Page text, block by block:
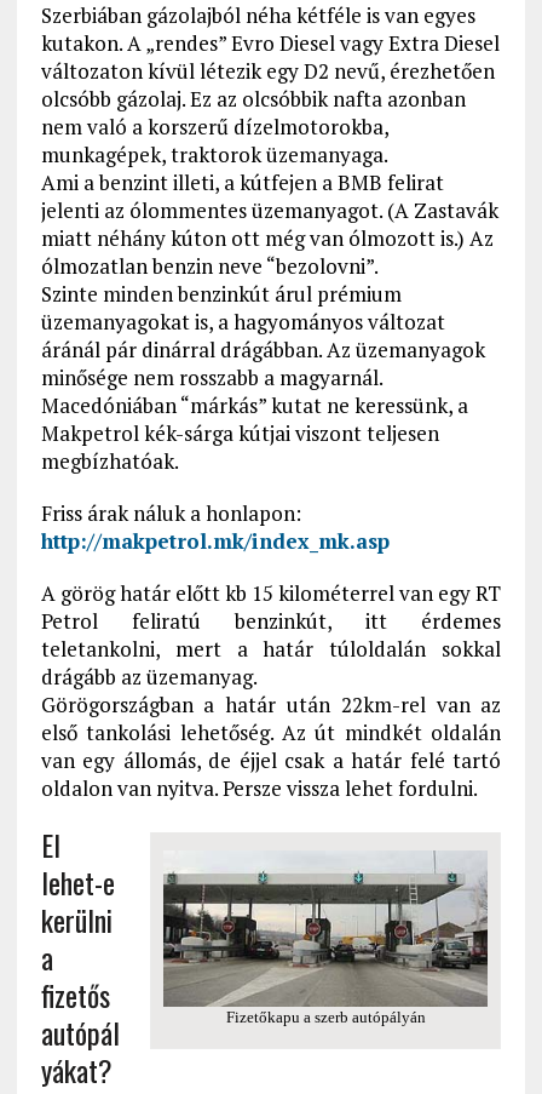
Szerbiában gázolajból néha kétféle is van egyes
kutakon. A „rendes” Evro Diesel vagy Extra Diesel
változaton kívül létezik egy D2 nevű, érezhetően
olcsóbb gázolaj. Ez az olcsóbbik nafta azonban
nem való a korszerű dízelmotorokba,
munkagépek, traktorok üzemanyaga.
Ami a benzint illeti, a kútfejen a BMB felirat
jelenti az ólommentes üzemanyagot. (A Zastavák
miatt néhány kúton ott még van ólmozott is.) Az
ólmozatlan benzin neve “bezolovni”.
Szinte minden benzinkút árul prémium
üzemanyagokat is, a hagyományos változat
áránál pár dinárral drágábban. Az üzemanyagok
minősége nem rosszabb a magyarnál.
Macedóniában “márkás” kutat ne keressünk, a
Makpetrol kék-sárga kútjai viszont teljesen
megbízhatóak.
Friss árak náluk a honlapon:
http://makpetrol.mk/index_mk.asp
A görög határ előtt kb 15 kilométerrel van egy RT
Petrol feliratú benzinkút, itt érdemes
teletankolni, mert a határ túloldalán sokkal
drágább az üzemanyag.
Görögországban a határ után 22km-rel van az
első tankolási lehetőség. Az út mindkét oldalán
van egy állomás, de éjjel csak a határ felé tartó
oldalon van nyitva. Persze vissza lehet fordulni.
Fizetőkapu a szerb autópályán
El
lehet-e
kerülni
a
fizetős
autópál
yákat?